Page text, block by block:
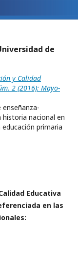
de
y Calidad
2 (2016): Mayo-
nacional en
primaria
Educativa
en las